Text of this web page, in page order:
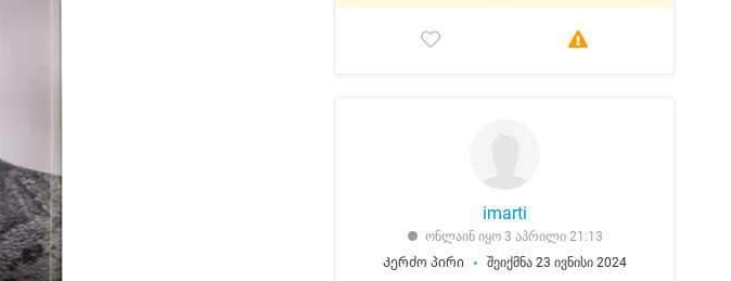
imarti
ონლაინ იყო 3 აპრილი 21:13
Კერძო პირი
შეიქმნა 23 ივნისი 2024